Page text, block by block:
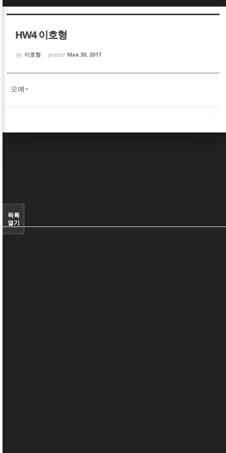
HW4 이호형
by 이호형 posted Mar 30, 2017
오예~
목록
열기
Sketchbook5, 스케치북5
Sketchbook5, 스케치북5
Sketchbook5, 스케치북5
Sketchbook5, 스케치북5